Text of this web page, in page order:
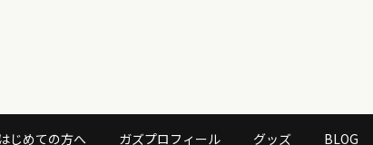
じめての方へ ガズプロフィール グッズ BLOG